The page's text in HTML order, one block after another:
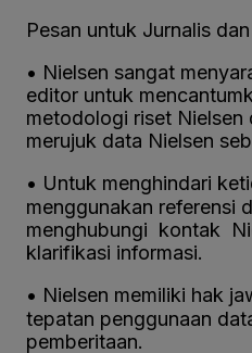
Pesan untuk Jurnalis
• Nielsen sangat
editor untuk
metodologi riset Nielsen
merujuk data Nielsen
• Untuk menghindari
menggunakan referensi
menghubungi kontak
klarifikasi informasi.
• Nielsen memiliki hak
tepatan penggunaan
pemberitaan.